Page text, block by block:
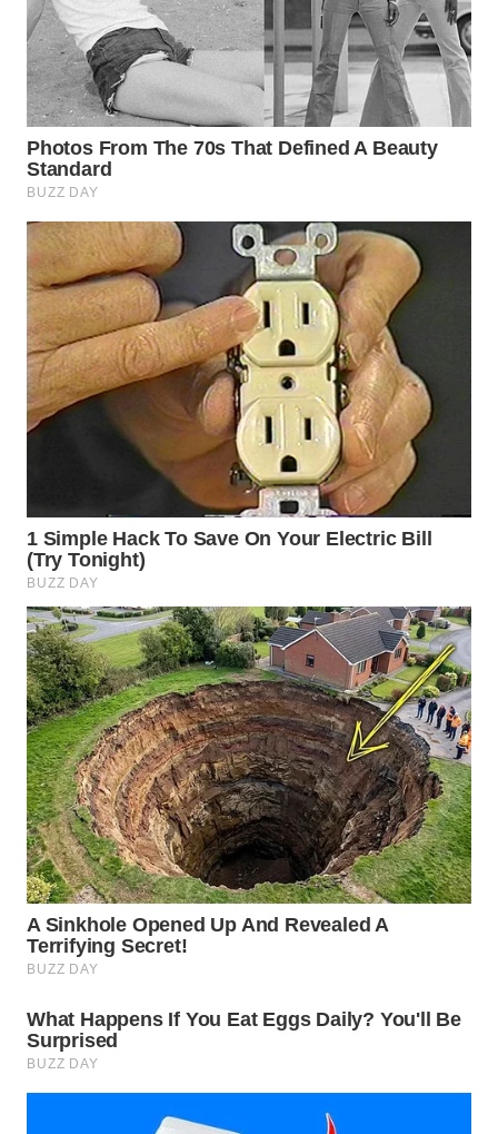
WN
PADANG
LAWAS
SUMEDANG
WN
CIANJUR
WN
KEPULAUAN
SERIBU
WN
TANGERANG
BINJAI
WN
WN
INDRAMAYU
WN
KUNINGAN
WN
MAJALENGKA
WN
SUBANG
SUKABUMI
WN
PURWAKARTA